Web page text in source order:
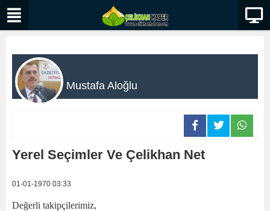
Mustafa Aloğlu
Yerel Seçimler Ve Çelikhan Net
01-01-1970 03:33
Değerli takipçilerimiz,